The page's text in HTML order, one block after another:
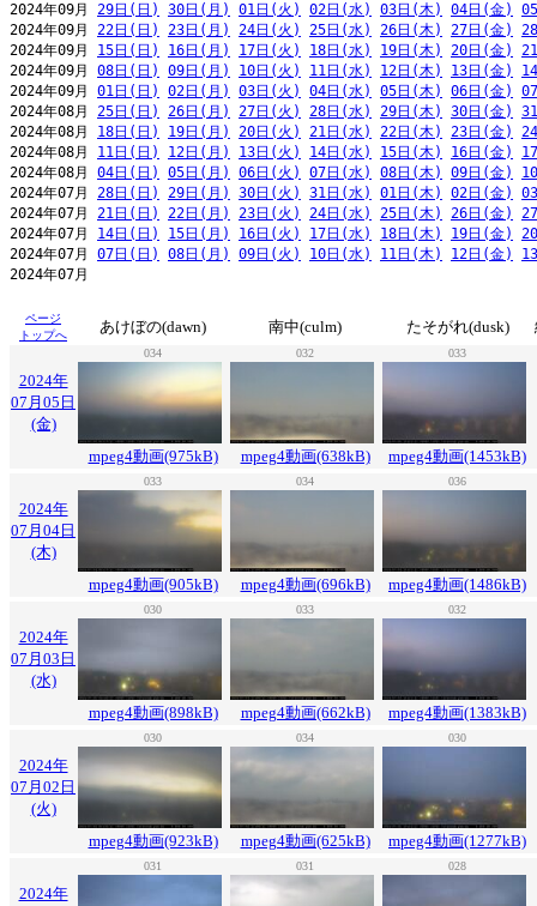
2024年09月 29日(日) 30日(月) 01日(火) 02日(水) 03日(木) 04日(金)
2024年09月 22日(日) 23日(月) 24日(火) 25日(水) 26日(木) 27日(金)
2024年09月 15日(日) 16日(月) 17日(火) 18日(水) 19日(木) 20日(金)
2024年09月 08日(日) 09日(月) 10日(火) 11日(水) 12日(木) 13日(金)
2024年09月 01日(日) 02日(月) 03日(火) 04日(水) 05日(木) 06日(金)
2024年08月 25日(日) 26日(月) 27日(火) 28日(水) 29日(木) 30日(金)
2024年08月 18日(日) 19日(月) 20日(火) 21日(水) 22日(木) 23日(金)
2024年08月 11日(日) 12日(月) 13日(火) 14日(水) 15日(木) 16日(金)
2024年08月 04日(日) 05日(月) 06日(火) 07日(水) 08日(木) 09日(金)
2024年07月 28日(日) 29日(月) 30日(火) 31日(水) 01日(木) 02日(金)
2024年07月 21日(日) 22日(月) 23日(火) 24日(水) 25日(木) 26日(金)
2024年07月 14日(日) 15日(月) 16日(火) 17日(水) 18日(木) 19日(金)
2024年07月 07日(日) 08日(月) 09日(火) 10日(水) 11日(木) 12日(金)
2024年07
ページ
トップへ
あけぼの(dawn) 南中(culm) たそがれ(dusk)
034 032 033
2024年
07月05日
(金)
mpeg4動画(975kB)
mpeg4動画(638kB) mpeg4動画(1453kB)
033 034 036
2024年
07月04日
(木)
mpeg4動画(905kB)
mpeg4動画(696kB) mpeg4動画(1486kB)
030 033 032
2024年
07月03日
(水)
mpeg4動画(898kB)
mpeg4動画(662kB) mpeg4動画(1383kB)
030 034 030
2024年
07月02日
(火)
mpeg4動画(923kB)
mpeg4動画(625kB) mpeg4動画(1277kB)
031 031 028
2024年